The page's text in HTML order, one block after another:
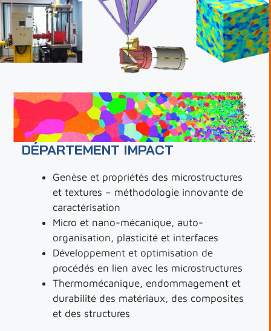
DÉPARTEMENT IMPACT
Genèse et propriétés des microstructures
et textures – méthodologie innovante de
caractérisation
Micro et nano-mécanique, auto-
organisation, plasticité et interfaces
Développement et optimisation de
procédés en lien avec les microstructures
Thermomécanique, endommagement et
durabilité des matériaux, des composites
et des structures